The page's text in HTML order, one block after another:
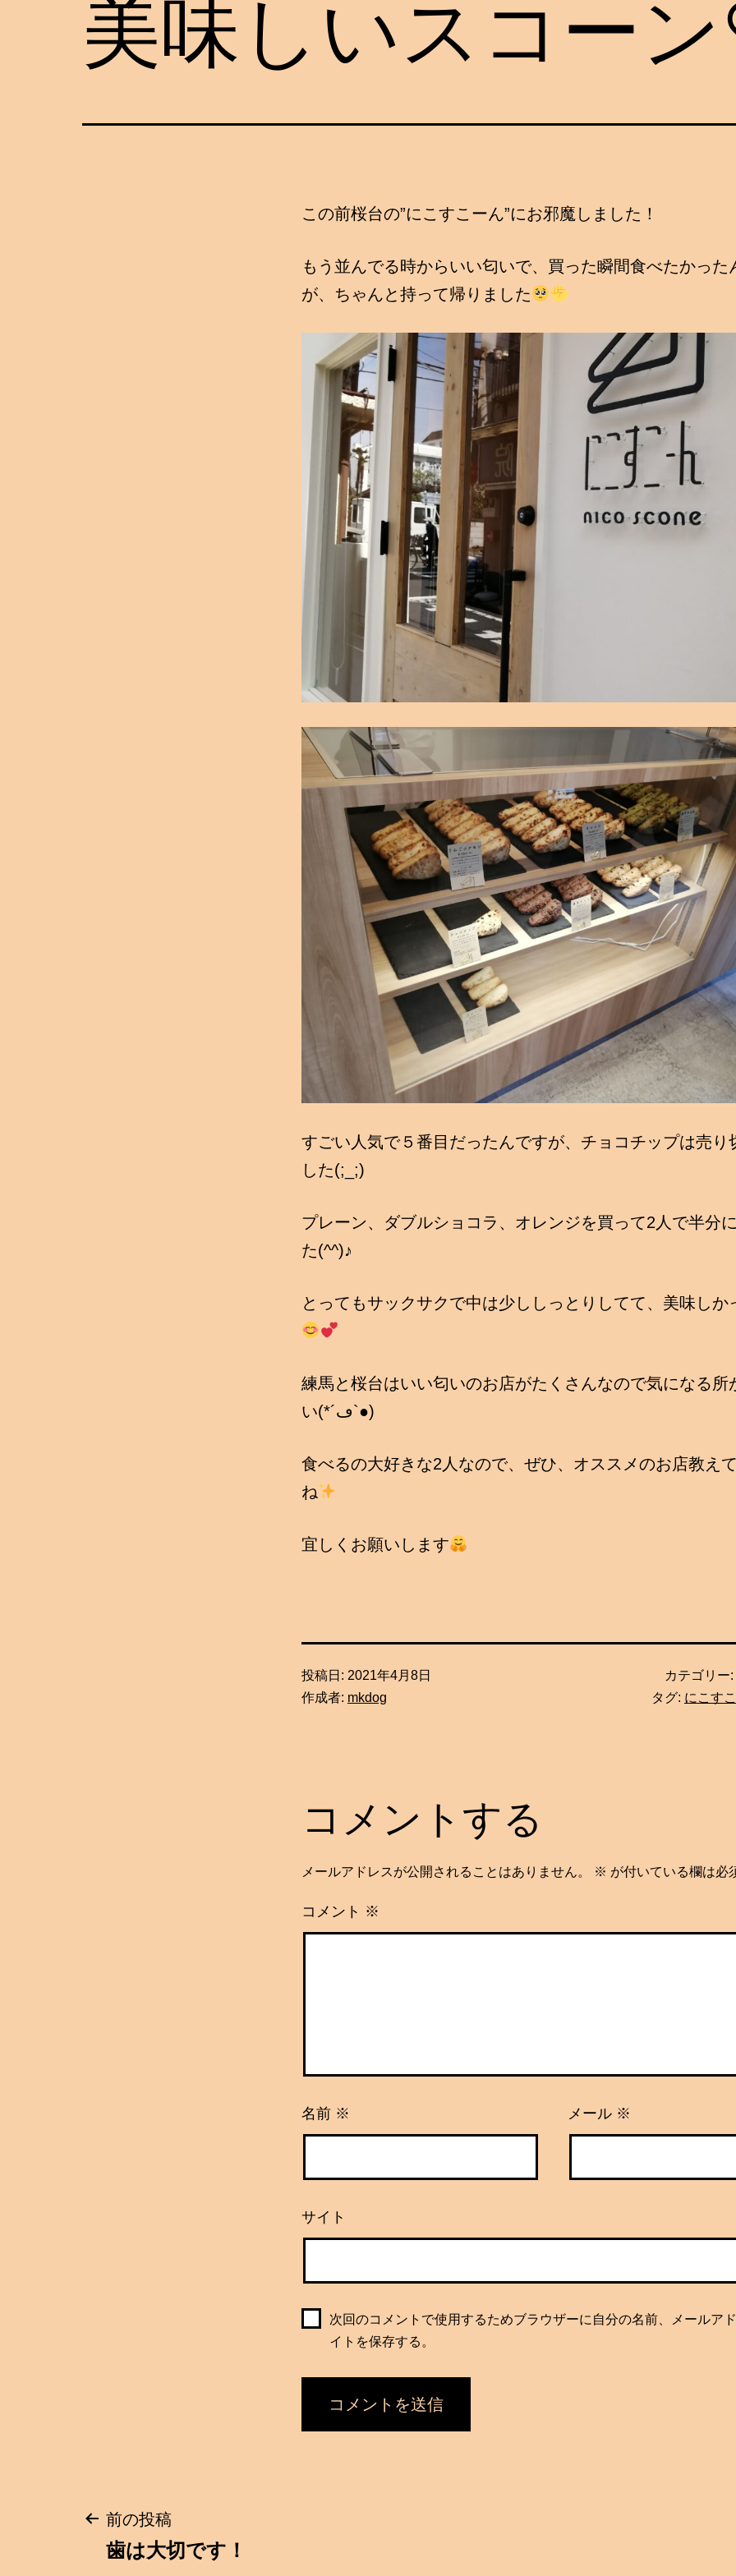
美味しいスコー
この前桜台の”にこすこーん”にお邪魔しました！
もう並んでる時からいい匂いで、買った瞬間食べたかった
が、ちゃんと持って帰りました
すごい人気で５番目だったんですが、チョコチップは売り
した(;_;)
プレーン、ダブルショコラ、オレンジを買って2人で半分
た(^^)♪
とってもサックサクで中は少ししっとりしてて、美味しか
練馬と桜台はいい匂いのお店がたくさんなので気になる所
い(*´ڡ`●)
食べるの大好きな2人なので、ぜひ、オススメのお店教え
ね
宜しくお願いします
投稿日: 2021年4月8日
作成者: mkdog
カテゴリー:
タグ: にこす
コメントする
メールアドレスが公開されることはありません。 ※ が付いている欄は必
コメント ※
名前 ※ メール ※
サイト
次回のコメントで使用するためブラウザーに自分の名前、メールア
イトを保存する。
投前の投稿
歯は大切です！